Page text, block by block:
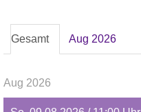
Gesamt Aug 2026
Aug 2026